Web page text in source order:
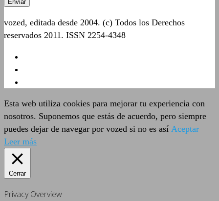
vozed, editada desde 2004. (c) Todos los Derechos
reservados 2011. ISSN 2254-4348
Esta web utiliza cookies para mejorar tu experiencia con
nosotros. Suponemos que estás de acuerdo, pero siempre
puedes dejar de navegar por vozed si no es así Aceptar
Leer más
Cerrar
Privacy Overview